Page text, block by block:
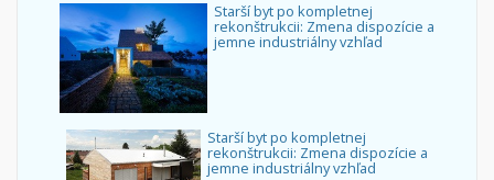
Starší byt po kompletnej
rekonštrukcii: Zmena dispozície a
jemne industriálny vzhľad
Starší byt po kompletnej
rekonštrukcii: Zmena dispozície a
jemne industriálny vzhľad